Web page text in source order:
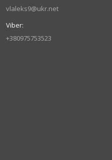
vlaleks9@ukr.net
+380975753523